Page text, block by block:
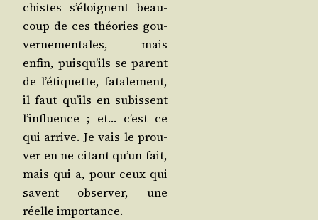
chistes s’é­loignent beau­
coup de ces théo­ries gou­
ver­ne­men­tales, mais
enfin, puis­qu’ils se parent
de l’é­ti­quette, fata­le­ment,
il faut qu’ils en subissent
l’in­fluence ; et… c’est ce
qui arrive. Je vais le prou­
ver en ne citant qu’un fait,
mais qui a, pour ceux qui
savent obser­ver, une
réelle importance.